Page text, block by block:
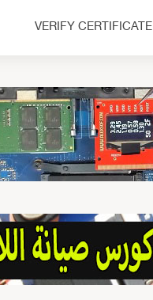
VERIFY CERTIFICATE